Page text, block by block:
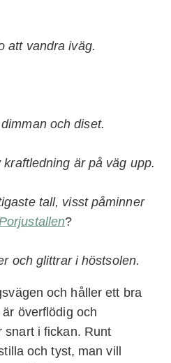
att vandra iväg.
och diset.
är på väg upp.
tall, visst påminner
?
och glittrar i höstsolen.
och håller ett bra
överflödig och
snart i fickan. Runt
och tyst, man vill